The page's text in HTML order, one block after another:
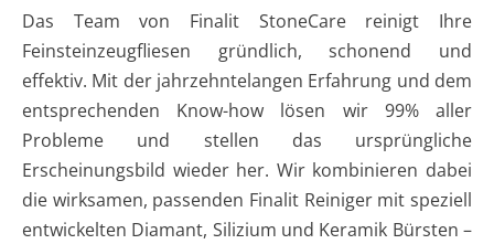
Das Team von Finalit StoneCare reinigt Ihre
Feinsteinzeugfliesen gründlich, schonend und
effektiv. Mit der jahrzehntelangen Erfahrung und dem
entsprechenden Know-how lösen wir 99% aller
Probleme und stellen das ursprüngliche
Erscheinungsbild wieder her. Wir kombinieren dabei
die wirksamen, passenden Finalit Reiniger mit speziell
entwickelten Diamant, Silizium und Keramik Bürsten –